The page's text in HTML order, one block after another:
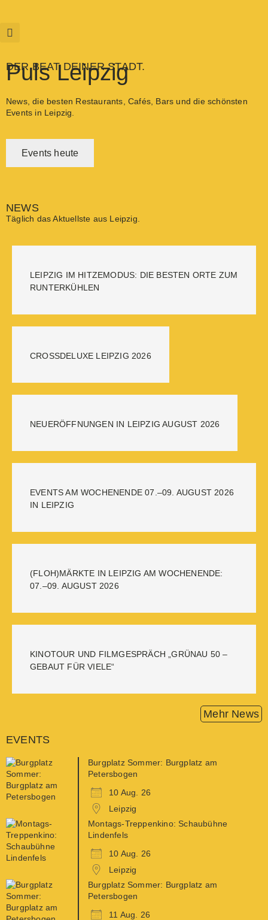
Puls Leipzig
DER BEAT DEINER STADT.
News, die besten Restaurants, Cafés, Bars und die schönsten
Events in Leipzig.
Events heute
NEWS
Täglich das Aktuellste aus Leipzig.
LEIPZIG IM HITZEMODUS: DIE BESTEN ORTE ZUM
RUNTERKÜHLEN
CROSSDELUXE LEIPZIG 2026
NEUERÖFFNUNGEN IN LEIPZIG AUGUST 2026
EVENTS AM WOCHENENDE 07.–09. AUGUST 2026
IN LEIPZIG
(FLOH)MÄRKTE IN LEIPZIG AM WOCHENENDE:
07.–09. AUGUST 2026
KINOTOUR UND FILMGESPRÄCH „GRÜNAU 50 –
GEBAUT FÜR VIELE“
Mehr News
EVENTS
Burgplatz Sommer: Burgplatz am
Petersbogen
10 Aug. 26
Leipzig
Montags-Treppenkino: Schaubühne
Lindenfels
10 Aug. 26
Leipzig
Burgplatz Sommer: Burgplatz am
Petersbogen
11 Aug. 26